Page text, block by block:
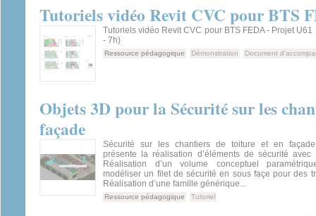
Tutoriels vidéo Revit CVC pour BTS
Tutoriels vidéo Revit CVC pour BTS FEDA - Projet
- 7h)
Ressource pédagogique Démonstration Document
Objets 3D pour la Sécurité sur les
façade
Sécurité sur les chantiers de toiture et en
présente la réalisation d’éléments de sécurité avec
Réalisation d’un volume conceptuel
modéliser un filet de sécurité en sous façe pour des
Réalisation d’une famille générique...
Ressource pédagogique Tutoriel